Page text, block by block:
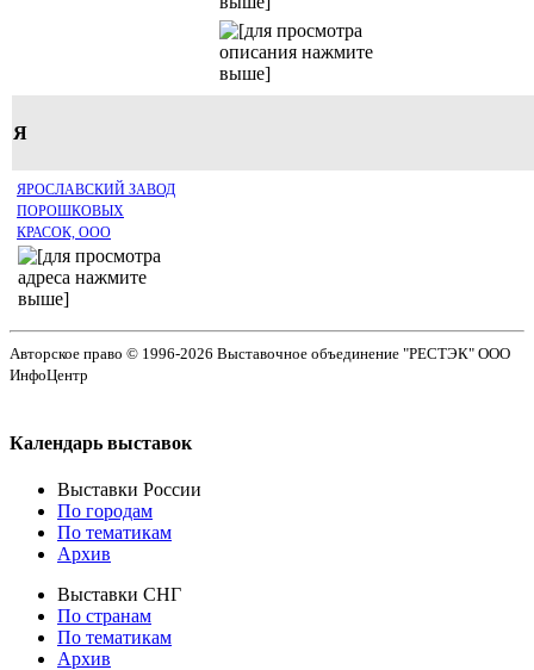
Я
ЯРОСЛАВСКИЙ ЗАВОД
ПОРОШКОВЫХ
КРАСОК, ООО
Авторское право © 1996-2026 Выставочное объединение "РЕСТЭК" ООО
ИнфоЦентр
Календарь выставок
Выставки России
По городам
По тематикам
Архив
Выставки СНГ
По странам
По тематикам
Архив